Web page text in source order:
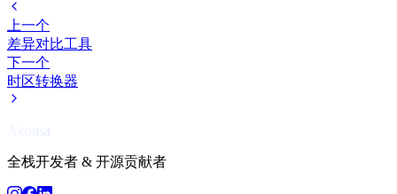
上一个
差异对比工具
下一个
时区转换器
Akousa
全栈开发者 & 开源贡献者